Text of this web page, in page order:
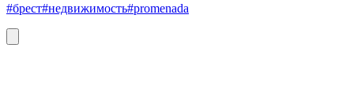
#брест#недвижимость#promenada